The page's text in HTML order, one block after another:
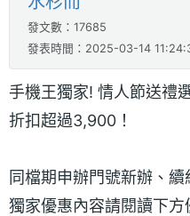
發文數：17685
發表時間：2025-03-14
手機王獨家! 情人節送禮
折扣超過3,900！
同檔期申辦門號新辦、
獨家優惠內容請閱讀下方